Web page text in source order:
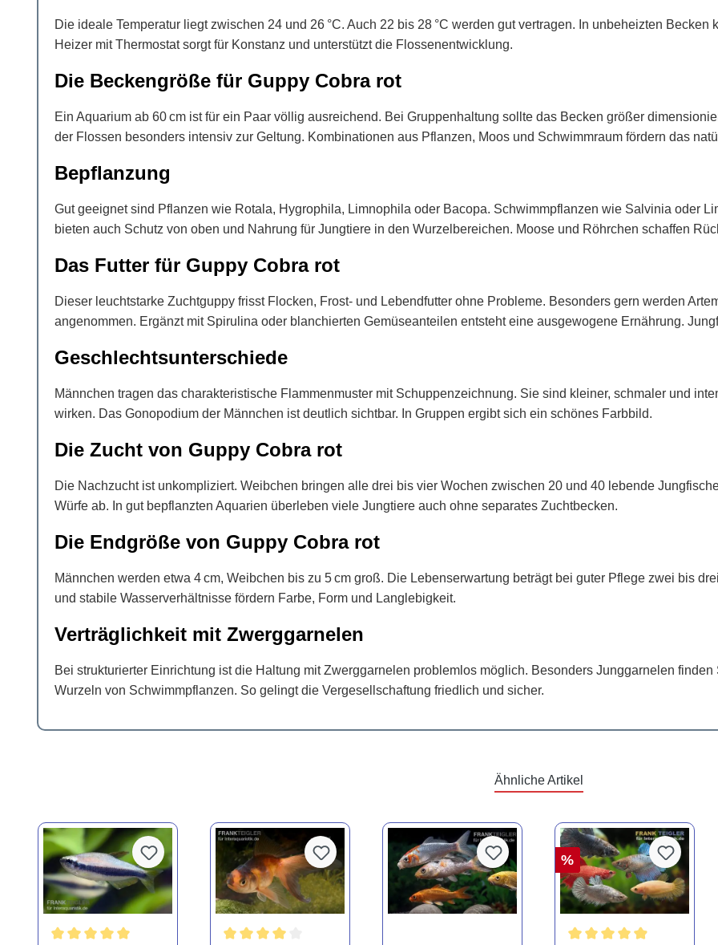
Die ideale Temperatur liegt zwischen 24 und 26 °C. Auch 22 bis 28 °C werden gut vertragen. In unbeheizten
Heizer mit Thermostat sorgt für Konstanz und unterstützt die Flossenentwicklung.
Die Beckengröße für Guppy Cobra rot
Ein Aquarium ab 60 cm ist für ein Paar völlig ausreichend. Bei Gruppenhaltung sollte das Becken größer
der Flossen besonders intensiv zur Geltung. Kombinationen aus Pflanzen, Moos und Schwimmraum fördern das
Bepflanzung
Gut geeignet sind Pflanzen wie Rotala, Hygrophila, Limnophila oder Bacopa. Schwimmpflanzen wie Salvinia oder
bieten auch Schutz von oben und Nahrung für Jungtiere in den Wurzelbereichen. Moose und Röhrchen schaffen
Das Futter für Guppy Cobra rot
Dieser leuchtstarke Zuchtguppy frisst Flocken, Frost- und Lebendfutter ohne Probleme. Besonders gern werden
angenommen. Ergänzt mit Spirulina oder blanchierten Gemüseanteilen entsteht eine ausgewogene Ernährung.
Geschlechtsunterschiede
Männchen tragen das charakteristische Flammenmuster mit Schuppenzeichnung. Sie sind kleiner, schmaler und
wirken. Das Gonopodium der Männchen ist deutlich sichtbar. In Gruppen ergibt sich ein schönes Farbbild.
Die Zucht von Guppy Cobra rot
Die Nachzucht ist unkompliziert. Weibchen bringen alle drei bis vier Wochen zwischen 20 und 40 lebende
Würfe ab. In gut bepflanzten Aquarien überleben viele Jungtiere auch ohne separates Zuchtbecken.
Die Endgröße von Guppy Cobra rot
Männchen werden etwa 4 cm, Weibchen bis zu 5 cm groß. Die Lebenserwartung beträgt bei guter Pflege zwei bis
und stabile Wasserverhältnisse fördern Farbe, Form und Langlebigkeit.
Verträglichkeit mit Zwerggarnelen
Bei strukturierter Einrichtung ist die Haltung mit Zwerggarnelen problemlos möglich. Besonders Junggarnelen
Wurzeln von Schwimmpflanzen. So gelingt die Vergesellschaftung friedlich und sicher.
Ähnliche Artikel
%